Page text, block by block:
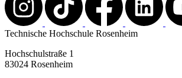
Technische Hochschule Rosenheim
Hochschulstraße 1
83024 Rosenheim